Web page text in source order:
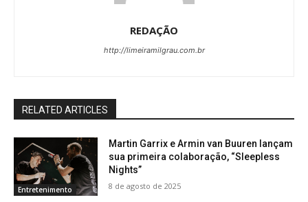
REDAÇÃO
http://limeiramilgrau.com.br
RELATED ARTICLES
Entretenimento
Martin Garrix e Armin van Buuren lançam
sua primeira colaboração, “Sleepless
Nights”
8 de agosto de 2025